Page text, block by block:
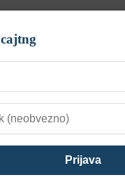
ogrado, pozitiven
gotovino in trgovinske